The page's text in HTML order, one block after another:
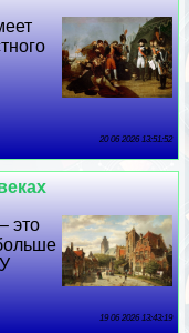
20 06 2026 13:51:52
это
19 06 2026 13:43:19